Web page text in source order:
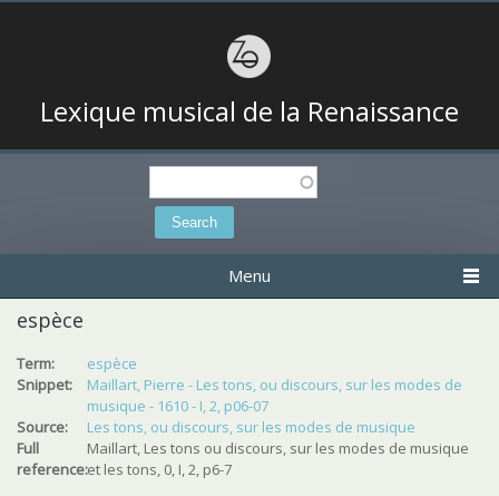
Lexique musical de la Renaissance
Search
Menu
espèce
Term:
espèce
Snippet:
Maillart, Pierre - Les tons, ou discours, sur les modes de
musique - 1610 - I, 2, p06-07
Source:
Les tons, ou discours, sur les modes de musique
Full
reference:
Maillart, Les tons ou discours, sur les modes de musique
et les tons, 0, I, 2, p6-7